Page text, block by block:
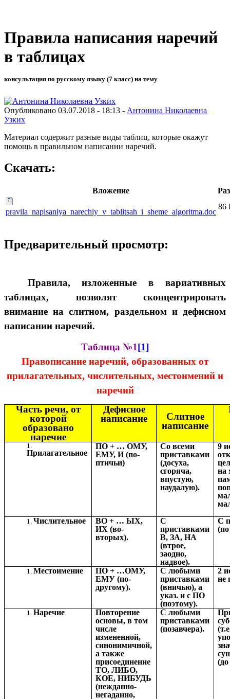
Правила написания наречий
в таблицах
консультация по русскому языку (7 класс) на тему
Опубликовано 03.07.2018 - 18:13 - Антонина Николаевна
Узких
Материал содержит разные виды таблиц, которые окажут
помощь в правильном написании наречий.
Скачать:
Вложение
pravila_napisaniya_narechiy_v_tablitsah_i_sheme_algoritma.doc
86
Предварительный просмотр:
Правила, изложенные в вариативных
таблицах, позволят сконцентрировать
внимание на слитном, раздельном и дефисном
написании наречий.
Таблица №1[1]
Правописание наречий, образованных от
прилагательных, числительных, местоимений и
наречий
Часть речи, от
которой
образовано
наречие
Дефисное
написание
Слитное
написание
Прилагательное
ПО + … ОМУ,
ЕМУ, И (по-
птичьи)
Со всеми
приставками
(досуха,
сгоряча,
впустую,
наудалую).
9
на
Числительное
ВО + … ЫХ,
ИХ (во-
вторых).
С
приставками
В, ЗА, НА
(втрое,
заодно,
надвое).
С
Местоимение
ПО + …ОМУ,
ЕМУ (по-
другому).
С любыми
приставками
(вничью), а
указ. и с ПО
(поэтому).
2
не
Наречие
Повторение
основы, в том
числе
измененной,
синонимичной,
а также
присоединение
ТО, ЛИБО,
КОЕ, НИБУДЬ
(нежданно-
негаданно,
С любыми
приставками
(позавчера).